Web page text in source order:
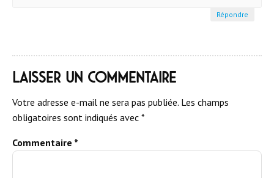
Répondre
Laisser un commentaire
Votre adresse e-mail ne sera pas publiée. Les champs
obligatoires sont indiqués avec *
Commentaire *